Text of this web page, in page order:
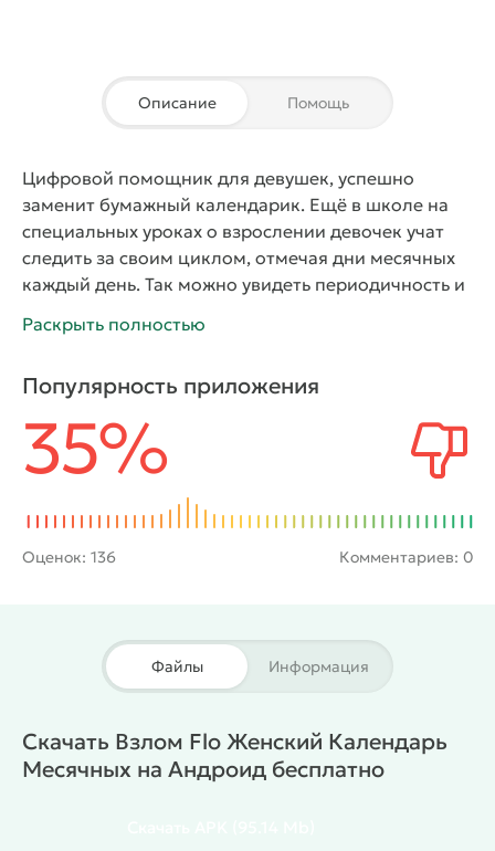
Описание Помощь
Цифровой помощник для девушек, успешно
заменит бумажный календарик. Ещё в школе на
специальных уроках о взрослении девочек учат
следить за своим циклом, отмечая дни месячных
каждый день. Так можно увидеть периодичность и
календарики легко теряются, проще делать
автоматически запоминает сделанный выбор. У
Flo удобный интерфейс, оформленный в
пастельных оттенках, легко настроить управление,
убрав ненужные функции.
Flo по дням показывает
время наступления овуляции, шанс забеременеть,
делает прогнозы. Интерфейс на русском языке,
есть напоминания и советы, даже мини – дневник
пройти тест на овуляцию и вписать другие
события, способные повлиять на цикл. Есть тест
– «Больше параметров» позволяет убрать
ненужные функции. Можете скачать Flo на
андроид в последней версии на любое устройство
Раскрыть полностью
Популярность приложения
35%
Оценок: 136 Комментариев: 0
Файлы Информация
Скачать Взлом Flo Женский Календарь
Месячных на Андроид бесплатно